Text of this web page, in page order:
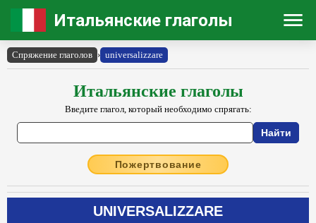
Итальянские глаголы
Спряжение глаголов › universalizzare
Итальянские глаголы
Введите глагол, который необходимо спрягать:
Пожертвование
UNIVERSALIZZARE